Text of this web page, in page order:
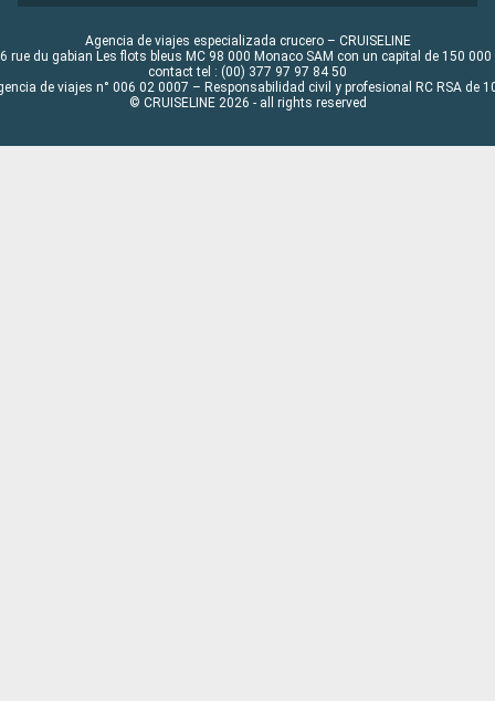
Agencia de viajes especializada crucero – CRUISELINE
rue du gabian Les flots bleus MC 98 000 Monaco SAM con un capital de 150 000
contact tel : (00) 377 97 97 84 50
de viajes n° 006 02 0007 – Responsabilidad civil y profesional RC RSA de
© CRUISELINE 2026 - all rights reserved